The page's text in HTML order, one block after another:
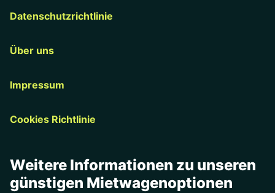
Datenschutzrichtlinie
Über uns
Impressum
Cookies Richtlinie
Weitere Informationen zu unseren
günstigen Mietwagenoptionen